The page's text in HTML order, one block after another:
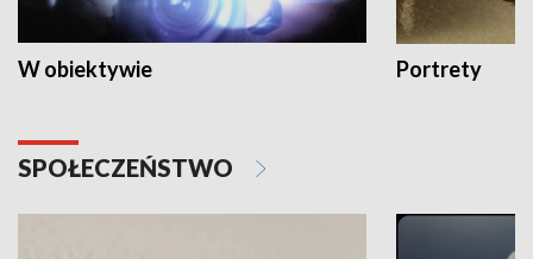
W obiektywie Portrety
SPOŁECZEŃSTWO